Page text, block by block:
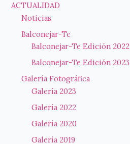
ACTUALIDAD
Noticias
Balconejar-Te
Balconejar-Te Edición 2022
Balconejar-Te Edición 2023
Galería Fotográfica
Galería 2023
Galería 2022
Galería 2020
Galería 2019